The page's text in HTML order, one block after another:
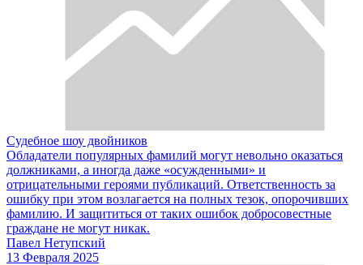
Судебное шоу двойников
Обладатели популярных фамилий могут невольно оказаться
должниками, а иногда даже «осужденными» и
отрицательными героями публикаций. Ответственность за
ошибку при этом возлагается на полных тезок, опорочивших
фамилию. И защититься от таких ошибок добросовестные
граждане не могут никак.
Павел Нетупский
13 Февраля 2025